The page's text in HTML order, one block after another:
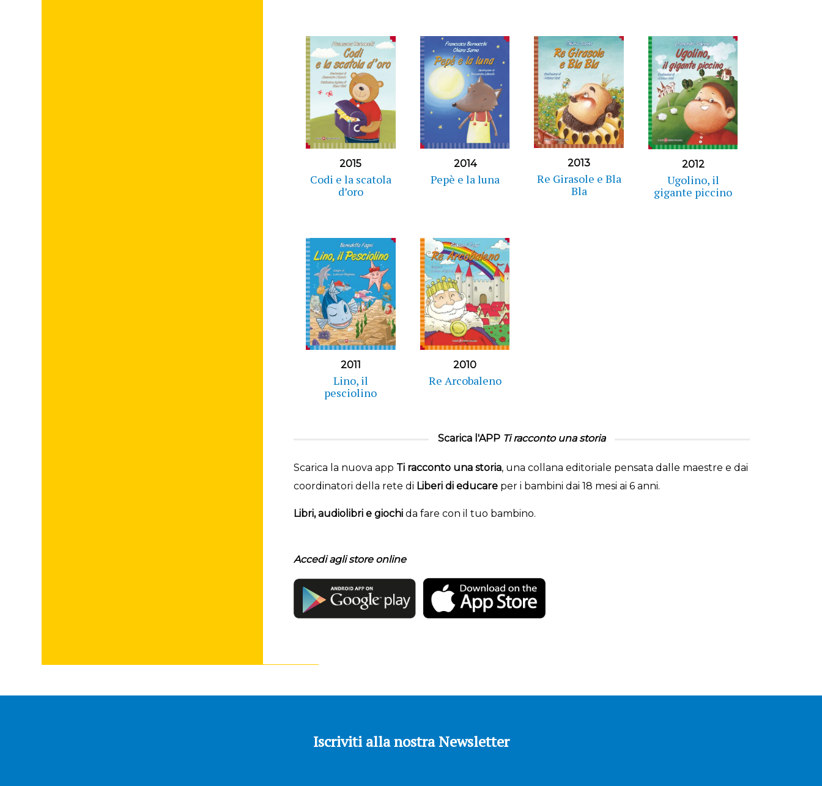
2015
Codi e la scatola
d’oro
2014
Pepè e la luna
2013
Re Girasole e Bla
Bla
2012
Ugolino, il
gigante piccino
2011
Lino, il
pesciolino
2010
Re Arcobaleno
Scarica l'APP Ti racconto una storia
Scarica la nuova app Ti racconto una storia, una collana editoriale pensata dalle maestre e dai
coordinatori della rete di Liberi di educare per i bambini dai 18 mesi ai 6 anni.
Libri, audiolibri e giochi da fare con il tuo bambino.
Accedi agli store online
Iscriviti alla nostra Newsletter